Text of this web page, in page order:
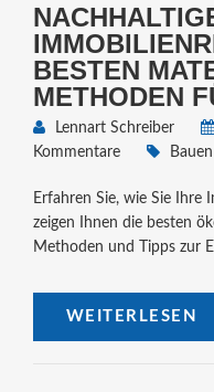
BESTEN
METHODEN
Lennart Schreiber
Kommentare
Erfahren Sie, wie Sie Ihre
zeigen Ihnen die besten
Methoden und Tipps zur
WEITERLESEN